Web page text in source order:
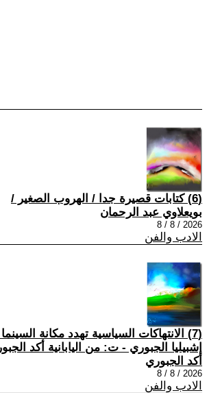
(6) كتابات قصيرة جدا / الهروب الصغير /
بويعلاوي عبد الرحمان
2026 / 8 / 8
الادب والفن
(7) الانتهاكات السياسية تهدد مكانة
إشبيليا الجبوري - ت: من اليابانية أكد
أكد الجبوري
2026 / 8 / 8
الادب والفن